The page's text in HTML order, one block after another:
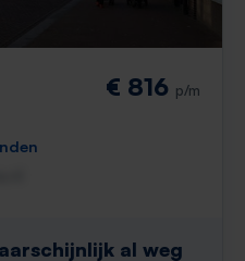
€ 816 p/m
al weg